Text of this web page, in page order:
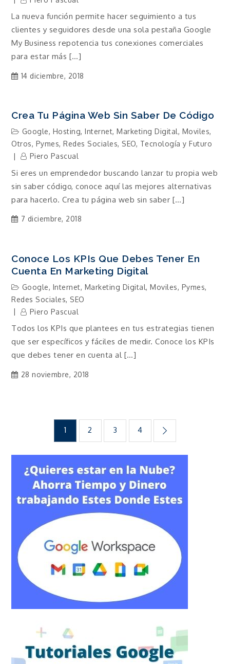
La nueva función permite hacer seguimiento a tus
clientes y seguidores desde una sola pestaña Google
My Business repotencia tus conexiones comerciales
para estar más […]
14 diciembre, 2018
Crea Tu Página Web Sin Saber De Código
Google, Hosting,Internet,Marketing Digital, Moviles,
Otros, Pymes,Redes Sociales, SEO, Tecnología y Futuro
Piero Pascual
Si eres un emprendedor buscando lanzar tu propia web
sin saber código, conoce aquí las mejores alternativas
para hacerlo. Crea tu página web sin saber […]
7 diciembre, 2018
Conoce Los KPIs Que Debes Tener En
Cuenta En Marketing Digital
Google, Internet, Marketing Digital,Moviles, Pymes,
Redes Sociales, SEO
Piero Pascual
Todos los KPIs que plantees en tus estrategias tienen
que ser específicos y fáciles de medir. Conoce los KPIs
que debes tener en cuenta al […]
28 noviembre, 2018
Navegación
de
entradas
1 2 3 4